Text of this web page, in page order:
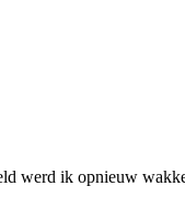
werd ik opnieuw